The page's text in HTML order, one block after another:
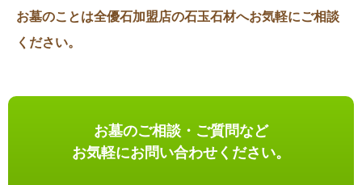
お墓のことは全優石加盟店の石玉石材へお気軽にご相談
ください。
お墓のご相談・ご質問など
お気軽にお問い合わせください。